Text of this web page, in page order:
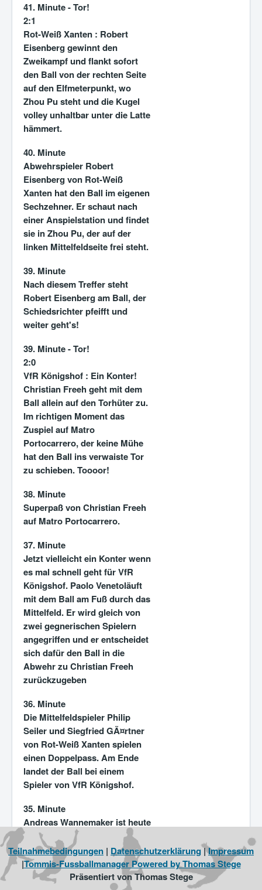
41. Minute - Tor!
2:1
Rot-Weiß Xanten : Robert
Eisenberg gewinnt den
Zweikampf und flankt sofort
den Ball von der rechten Seite
auf den Elfmeterpunkt, wo
Zhou Pu steht und die Kugel
volley unhaltbar unter die Latte
hämmert.
40. Minute
Abwehrspieler Robert
Eisenberg von Rot-Weiß
Xanten hat den Ball im eigenen
Sechzehner. Er schaut nach
einer Anspielstation und findet
sie in Zhou Pu, der auf der
linken Mittelfeldseite frei steht.
39. Minute
Nach diesem Treffer steht
Robert Eisenberg am Ball, der
Schiedsrichter pfeifft und
weiter geht's!
39. Minute - Tor!
2:0
VfR Königshof : Ein Konter!
Christian Freeh geht mit dem
Ball allein auf den Torhüter zu.
Im richtigen Moment das
Zuspiel auf Matro
Portocarrero, der keine Mühe
hat den Ball ins verwaiste Tor
zu schieben. Toooor!
38. Minute
Superpaß von Christian Freeh
auf Matro Portocarrero.
37. Minute
Jetzt vielleicht ein Konter wenn
es mal schnell geht für VfR
Königshof. Paolo Venetoläuft
mit dem Ball am Fuß durch das
Mittelfeld. Er wird gleich von
zwei gegnerischen Spielern
angegriffen und er entscheidet
sich dafür den Ball in die
Abwehr zu Christian Freeh
zurückzugeben
36. Minute
Die Mittelfeldspieler Philip
Seiler und Siegfried GÃ¤rtner
von Rot-Weiß Xanten spielen
einen Doppelpass. Am Ende
landet der Ball bei einem
Spieler von VfR Königshof.
35. Minute
Andreas Wannemaker ist heute
im Team von Rot-Weiß Xanten
einer der Besten. Sehr
ballsicher, zweikampfstark und
seine Pässe kommen fast
Teilnahmebedingungen | Datenschutzerklärung|Impressum
|Tommis-Fussballmanager Powered by Thomas Stege
Präsentiert von Thomas Stege